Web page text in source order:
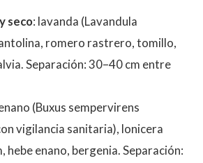
seco: lavanda (Lavandula
romero rastrero, tomillo,
Separación: 30–40 cm entre
(Buxus sempervirens
vigilancia sanitaria), lonicera
hebe enano, bergenia. Separación: